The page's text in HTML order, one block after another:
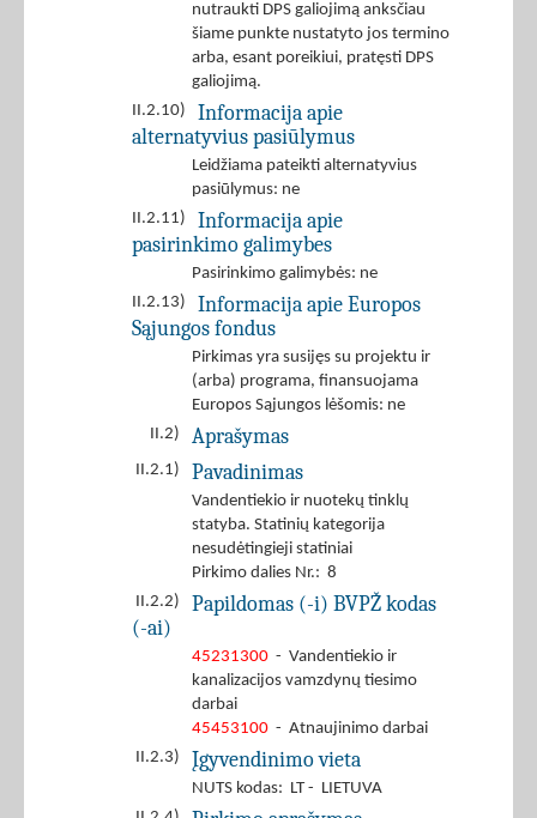
nutraukti DPS galiojimą anksčiau
šiame punkte nustatyto jos termino
arba, esant poreikiui, pratęsti DPS
galiojimą.
II.2.10)
Informacija apie
alternatyvius pasiūlymus
Leidžiama pateikti alternatyvius
pasiūlymus: ne
II.2.11)
Informacija apie
pasirinkimo galimybes
Pasirinkimo galimybės: ne
II.2.13)
Informacija apie Europos
Sąjungos fondus
Pirkimas yra susijęs su projektu ir
(arba) programa, finansuojama
Europos Sąjungos lėšomis: ne
II.2)
Aprašymas
II.2.1) Pavadinimas
Vandentiekio ir nuotekų tinklų
statyba. Statinių kategorija
nesudėtingieji statiniai
Pirkimo dalies Nr.: 8
II.2.2)
Papildomas (-i) BVPŽ kodas
(-ai)
45231300 - Vandentiekio ir
kanalizacijos vamzdynų tiesimo
darbai
45453100 - Atnaujinimo darbai
II.2.3)
Įgyvendinimo vieta
NUTS kodas: LT - LIETUVA